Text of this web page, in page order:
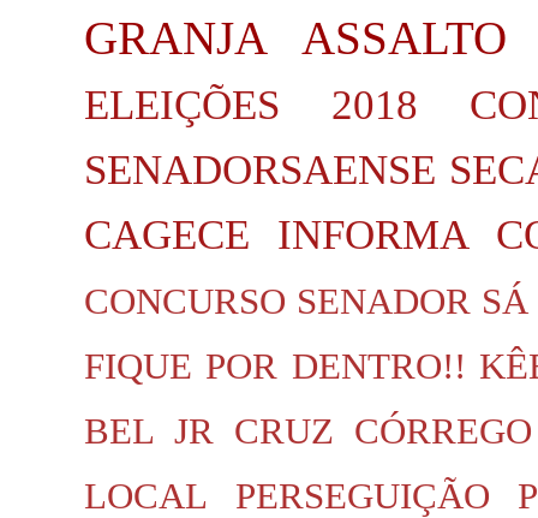
GRANJA
ASSALTO
ELEIÇÕES 2018
SENADORSAENSE
CAGECE INFORMA
CONCURSO SENADOR SÁ
FIQUE POR DENTRO!!
BEL JR CRUZ CÓRREGO
LOCAL
PERSEGUIÇÃO